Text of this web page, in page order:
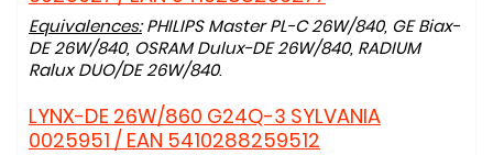
Equivalences: PHILIPS Master PL-C 26W/840, GE Biax-
DE 26W/840, OSRAM Dulux-DE 26W/840, RADIUM
Ralux DUO/DE 26W/840.
LYNX-DE 26W/860 G24Q-3 SYLVANIA
0025951 / EAN 5410288259512